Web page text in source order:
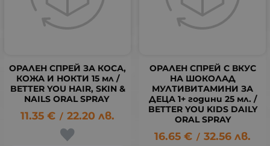
ОРАЛЕН СПРЕЙ ЗА КОСА,
КОЖА И НОКТИ 15 мл /
BETTER YOU HAIR, SKIN &
NAILS ORAL SPRAY
11.35 € / 22.20 лв.
ОРАЛЕН СПРЕЙ С ВКУС
НА ШОКОЛАД
МУЛТИВИТАМИНИ ЗА
ДЕЦА 1+ години 25 мл. /
BETTER YOU KIDS DAILY
ORAL SPRAY
16.65 € / 32.56 лв.